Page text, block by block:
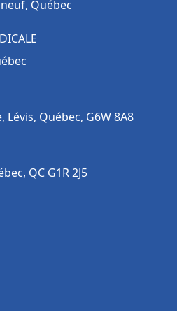
Québec
Lévis, Québec, G6W 8A8
QC G1R 2J5